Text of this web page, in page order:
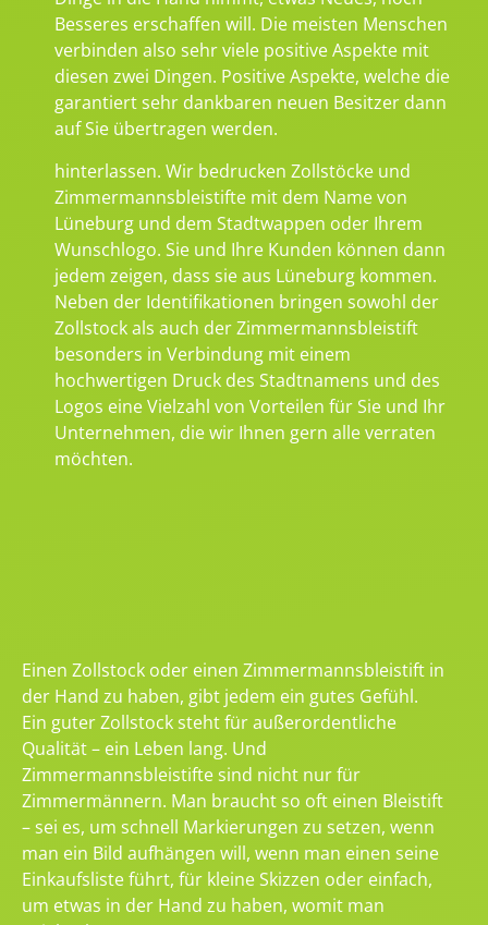
Besseres erschaffen will. Die meisten Menschen
verbinden also sehr viele positive Aspekte mit
diesen zwei Dingen. Positive Aspekte, welche die
garantiert sehr dankbaren neuen Besitzer dann
auf Sie übertragen werden.
hinterlassen. Wir bedrucken Zollstöcke und
Zimmermannsbleistifte mit dem Name von
Lüneburg und dem Stadtwappen oder Ihrem
Wunschlogo. Sie und Ihre Kunden können dann
jedem zeigen, dass sie aus Lüneburg kommen.
Neben der Identifikationen bringen sowohl der
Zollstock als auch der Zimmermannsbleistift
besonders in Verbindung mit einem
hochwertigen Druck des Stadtnamens und des
Logos eine Vielzahl von Vorteilen für Sie und Ihr
Unternehmen, die wir Ihnen gern alle verraten
möchten.
Einen Zollstock oder einen Zimmermannsbleistift in
der Hand zu haben, gibt jedem ein gutes Gefühl.
Ein guter Zollstock steht für außerordentliche
Qualität – ein Leben lang. Und
Zimmermannsbleistifte sind nicht nur für
Zimmermännern. Man braucht so oft einen Bleistift
– sei es, um schnell Markierungen zu setzen, wenn
man ein Bild aufhängen will, wenn man einen seine
Einkaufsliste führt, für kleine Skizzen oder einfach,
um etwas in der Hand zu haben, womit man